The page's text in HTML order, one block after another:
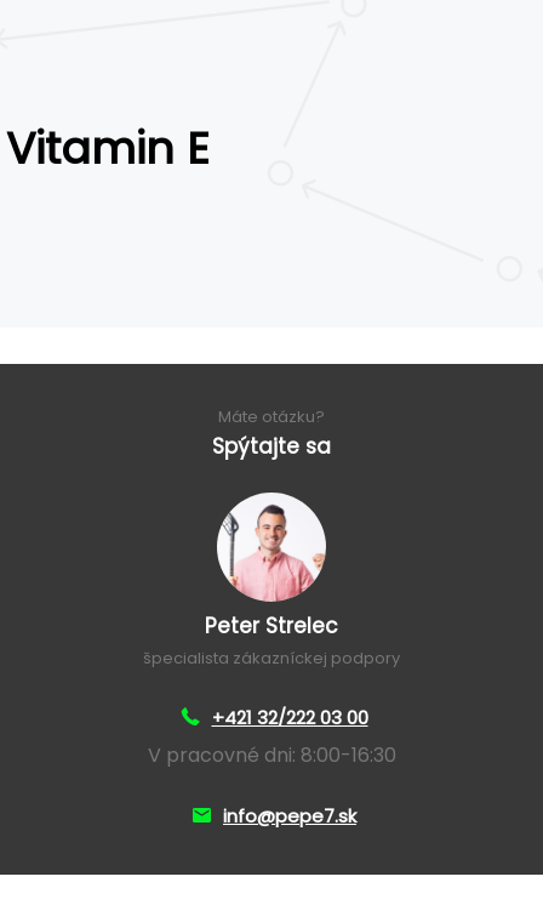
Vitamin E
Máte otázku?
Spýtajte sa
Peter Strelec
špecialista zákazníckej podpory
+421 32/222 03 00
V pracovné dni: 8:00-16:30
info@pepe7.sk